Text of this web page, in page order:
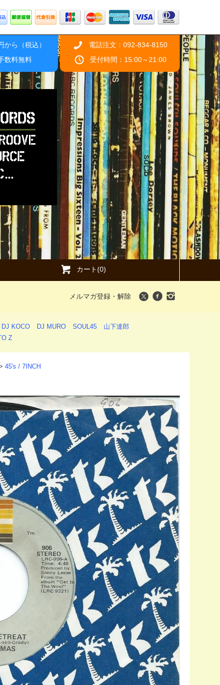
ら（税込）
数料無料
電話注文：092-834-8150
受付時間：15:00～21:00
カート(0)
メルマガ登録・解除
DJ KOCO DJ MURO SOUL45
山下達郎
Z
45's / 7INCH